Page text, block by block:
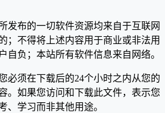
发布的一切软件资源均来自于互联网
；不得将上述内容用于商业或非法用
自负；本站所有软件信息来自网络。
必须在下载后的24个小时之内从您的
。如果您访问和下载此文件，表示您
、学习而非其他用途。